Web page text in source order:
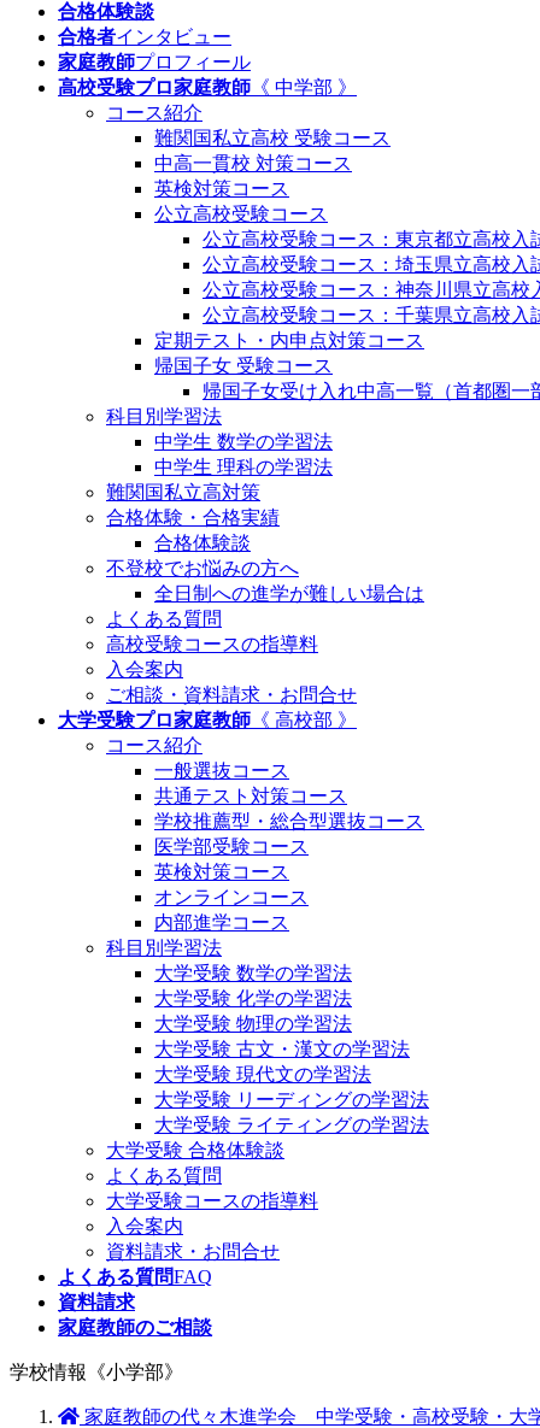
合格体験談
合格者インタビュー
家庭教師プロフィール
高校受験プロ家庭教師 《 中学部 》
コース紹介
難関国私立高校 受験コース
中高一貫校 対策コース
英検対策コース
公立高校受験コース
公立高校受験コース：東京都立高校入
公立高校受験コース：埼玉県立高校入
公立高校受験コース：神奈川県立高校
公立高校受験コース：千葉県立高校入
定期テスト・内申点対策コース
帰国子女 受験コース
帰国子女受け入れ中高一覧（首都圏一
科目別学習法
中学生 数学の学習法
中学生 理科の学習法
難関国私立高対策
合格体験・合格実績
合格体験談
不登校でお悩みの方へ
全日制への進学が難しい場合は
よくある質問
高校受験コースの指導料
入会案内
ご相談・資料請求・お問合せ
大学受験プロ家庭教師 《 高校部 》
コース紹介
一般選抜コース
共通テスト対策コース
学校推薦型・総合型選抜コース
医学部受験コース
英検対策コース
オンラインコース
内部進学コース
科目別学習法
大学受験 数学の学習法
大学受験 化学の学習法
大学受験 物理の学習法
大学受験 古文・漢文の学習法
大学受験 現代文の学習法
大学受験 リーディングの学習法
大学受験 ライティングの学習法
大学受験 合格体験談
よくある質問
大学受験コースの指導料
入会案内
資料請求・お問合せ
よくある質問FAQ
資料請求
家庭教師のご相談
学校情報《小学部》
家庭教師の代々木進学会 中学受験・高校受験・大